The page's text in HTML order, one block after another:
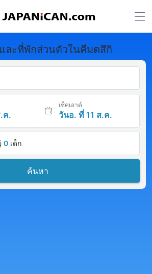
ละที่พักส่วนตัวในคีมตสึกิ
ค.
เช็คเอาต์
วันอ. ที่ 11 ส.ค.
0 เด็ก
ค้นหา